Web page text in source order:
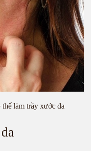
làm trầy xước da